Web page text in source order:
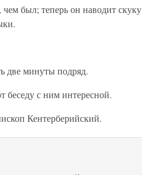
был; теперь он наводит скуку
две минуты подряд.
беседу с ним интересной.
Кентерберийский.